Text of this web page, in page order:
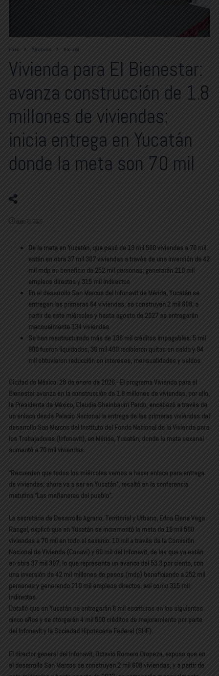
Home Principales Nacional
Vivienda para El Bienestar:
avanza construcción de 1.8
millones de viviendas;
inicia entrega en Yucatán
donde la meta son 70 mil
enero 28, 2026
De la meta en Yucatán, que pasó de 19 mil 500 viviendas a 70 mil,
están en obra 37 mil 307 viviendas a través de una inversión de 42
mil mdp en beneficio de 252 mil personas; generarán 210 mil
empleos directos y 315 mil indirectos
En el desarrollo San Marcos del Infonavit de Mérida, Yucatán se
entregan las primeras 64 viviendas, se construyen 2 mil 608; a
partir de este miércoles y hasta agosto de 2027 se entregarán
mensualmente 134 viviendas
Se han reestructurado más de 136 mil créditos impagables: 5 mil
900 fueron liquidados, 36 mil 400 recibieron quitas en saldo y 94
mil obtuvieron reducción en intereses, mensualidades y saldos
Ciudad de México, 28 de enero de 2026.- El programa Vivienda para el
Bienestar avanza en la construcción de 1.8 millones de viviendas, por ello,
la Presidenta de México, Claudia Sheinbaum Pardo, encabezó a través de
un enlace desde Palacio Nacional la entrega de las primeras viviendas del
desarrollo San Marcos del Instituto del Fondo Nacional de la Vivienda para
los Trabajadores (Infonavit), en Mérida, Yucatán, donde la meta sexenal
aumentó a 70 mil viviendas.
“Recuerden que todos los miércoles vamos a hacer enlace para entrega
de viviendas; ahora va a ser en Yucatán”, resaltó en la conferencia
matutina “Las mañaneras del pueblo”.
La secretaria de Desarrollo Agrario, Territorial y Urbano, Edna Elena Vega
Rangel, explicó que en Yucatán se incrementó la meta de 19 mil 500
viviendas a 70 mil en todo el sexenio: 10 mil a través de la Comisión
Nacional de Vivienda (Conavi) y 60 mil del Infonavit, de las que ya están
en obra 37 mil 307, lo que representa un avance del 53.3 por ciento, con
una inversión de 42 mil millones de pesos (mdp) beneficiando a 252 mil
personas y generando 210 mil empleos directos, así como 315 mil
indirectos.
Detalló que en Yucatán se entregarán 6 mil escrituras en los siguientes
cinco años y se otorgarán 4 mil 500 créditos de mejoramiento por parte
del Infonavit y la Sociedad Hipotecaria Federal (SHF).
El director general del Infonavit, Octavio Romero Oropeza, expuso que en
el desarrollo San Marcos se construyen 2 mil 608 viviendas, y a partir de